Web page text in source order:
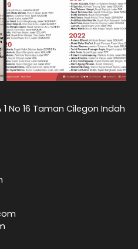
1 No 16 Taman Cilegon Indah